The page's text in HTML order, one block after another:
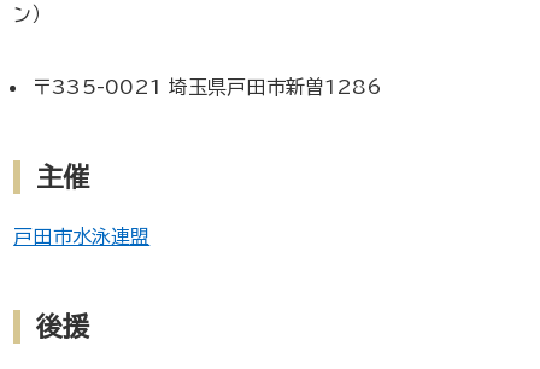
ン）
〒335-0021 埼玉県戸田市新曽1286
主催
戸田市水泳連盟
後援